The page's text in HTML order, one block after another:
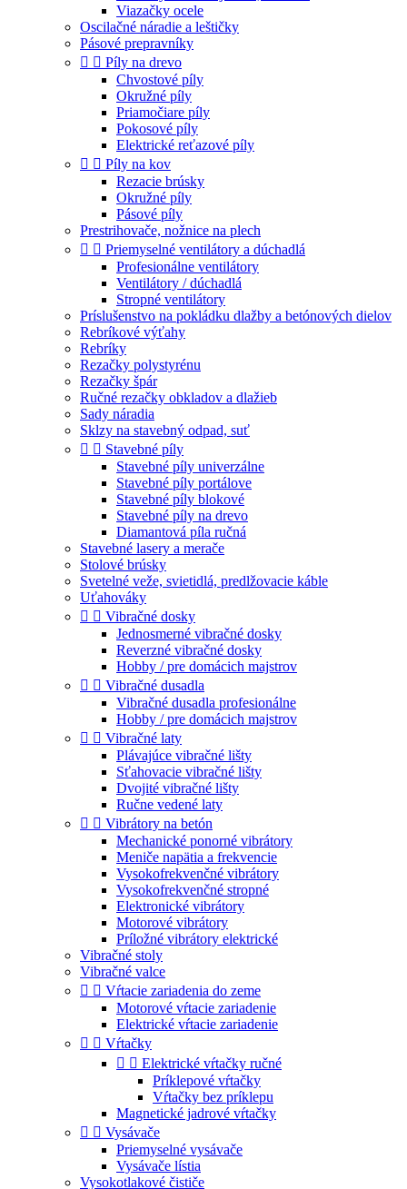
Viazačky ocele
Oscilačné náradie a leštičky
Pásové prepravníky
  Píly na drevo
Chvostové píly
Okružné píly
Priamočiare píly
Pokosové píly
Elektrické reťazové píly
  Píly na kov
Rezacie brúsky
Okružné píly
Pásové píly
Prestrihovače, nožnice na plech
  Priemyselné ventilátory a dúchadlá
Profesionálne ventilátory
Ventilátory / dúchadlá
Stropné ventilátory
Príslušenstvo na pokládku dlažby a betónových dielov
Rebríkové výťahy
Rebríky
Rezačky polystyrénu
Rezačky špár
Ručné rezačky obkladov a dlažieb
Sady náradia
Sklzy na stavebný odpad, suť
  Stavebné píly
Stavebné píly univerzálne
Stavebné píly portálove
Stavebné píly blokové
Stavebné píly na drevo
Diamantová píla ručná
Stavebné lasery a merače
Stolové brúsky
Svetelné veže, svietidlá, predlžovacie káble
Uťahováky
  Vibračné dosky
Jednosmerné vibračné dosky
Reverzné vibračné dosky
Hobby / pre domácich majstrov
  Vibračné dusadla
Vibračné dusadla profesionálne
Hobby / pre domácich majstrov
  Vibračné laty
Plávajúce vibračné lišty
Sťahovacie vibračné lišty
Dvojité vibračné lišty
Ručne vedené laty
  Vibrátory na betón
Mechanické ponorné vibrátory
Meniče napätia a frekvencie
Vysokofrekvenčné vibrátory
Vysokofrekvenčné stropné
Elektronické vibrátory
Motorové vibrátory
Príložné vibrátory elektrické
Vibračné stoly
Vibračné valce
  Vŕtacie zariadenia do zeme
Motorové vŕtacie zariadenie
Elektrické vŕtacie zariadenie
  Vŕtačky
  Elektrické vŕtačky ručné
Príklepové vŕtačky
Vŕtačky bez príklepu
Magnetické jadrové vŕtačky
  Vysávače
Priemyselné vysávače
Vysávače lístia
Vysokotlakové čističe